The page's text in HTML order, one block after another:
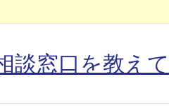
談窓口を教え